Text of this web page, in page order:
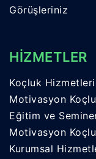
Görüşleriniz
HİZMETLER
Koçluk Hizmetleri
Motivasyon
Eğitim ve
Motivasyon
Kurumsal